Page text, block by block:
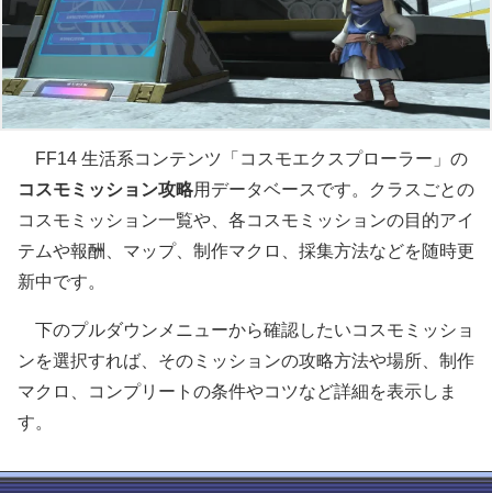
FF14 生活系コンテンツ「コスモエクスプローラー」の
コスモミッション攻略用データベースです。クラスごとの
コスモミッション一覧や、各コスモミッションの目的アイ
テムや報酬、マップ、制作マクロ、採集方法などを随時更
新中です。
下のプルダウンメニューから確認したいコスモミッショ
ンを選択すれば、そのミッションの攻略方法や場所、制作
マクロ、コンプリートの条件やコツなど詳細を表示しま
す。